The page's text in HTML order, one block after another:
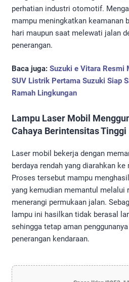
perhatian industri otomotif.
mampu meningkatkan keamanan
hari maupun saat melewati jalan
penerangan.
Baca juga: Suzuki e Vitara Resmi
SUV Listrik Pertama Suzuki Siap
Ramah Lingkungan
Lampu Laser Mobil
Cahaya Berintensitas Tinggi
Laser mobil bekerja dengan
berdaya rendah yang diarahkan
Proses tersebut mampu
yang kemudian memantul melalui
menerangi permukaan jalan.
lampu ini hasilkan tidak berasal
sehingga tetap aman
penerangan kendaraan.